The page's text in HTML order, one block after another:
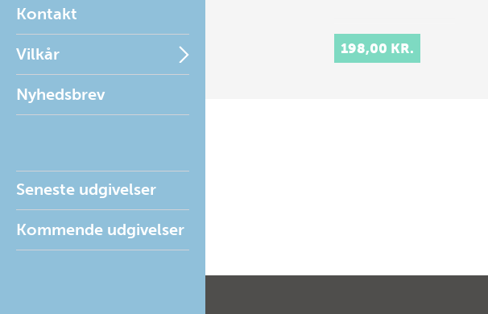
Kontakt
Vilkår
Nyhedsbrev
Seneste udgivelser
Kommende udgivelser
198,00 KR.